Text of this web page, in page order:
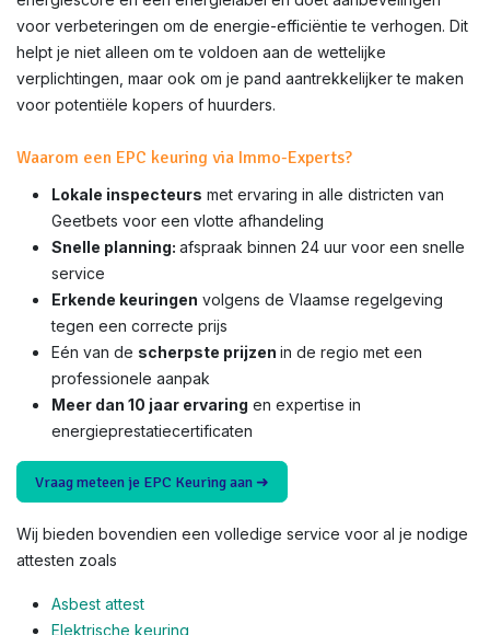
voor verbeteringen om de energie-efficiëntie te verhogen. Dit
helpt je niet alleen om te voldoen aan de wettelijke
verplichtingen, maar ook om je pand aantrekkelijker te maken
voor potentiële kopers of huurders.
Waarom een EPC keuring via Immo-Experts?
Lokale inspecteurs met ervaring in alle districten van
Geetbets voor een vlotte afhandeling
Snelle planning: afspraak binnen 24 uur voor een snelle
service
Erkende keuringen volgens de Vlaamse regelgeving
tegen een correcte prijs
Eén van de scherpste prijzen in de regio met een
professionele aanpak
Meer dan 10 jaar ervaring en expertise in
energieprestatiecertificaten
Vraag meteen je EPC Keuring aan ➜
Wij bieden bovendien een volledige service voor al je nodige
attesten zoals
Asbest attest
Elektrische keuring